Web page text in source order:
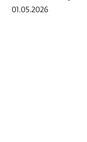
01.05.2026